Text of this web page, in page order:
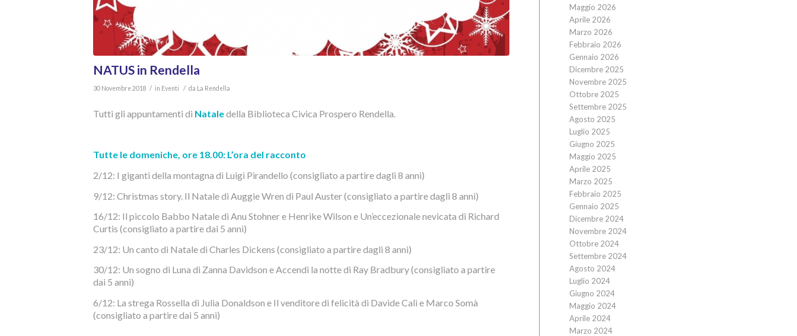
NATUS in Rendella
30 Novembre 2018 / in Eventi / da La Rendella
Tutti gli appuntamenti di Nataledella Biblioteca Civica Prospero Rendella.
Tutte le domeniche, ore 18.00: L’ora del racconto
2/12: I giganti della montagna di Luigi Pirandello (consigliato a partire dagli 8 anni)
9/12: Christmas story. Il Natale di Auggie Wren di Paul Auster (consigliato a partire dagli 8 anni)
16/12: Il piccolo Babbo Natale di Anu Stohner e Henrike Wilson e Un’eccezionale nevicata di Richard
Curtis (consigliato a partire dai 5 anni)
23/12: Un canto di Natale di Charles Dickens (consigliato a partire dagli 8 anni)
30/12: Un sogno di Luna di Zanna Davidson e Accendi la notte di Ray Bradbury (consigliato a partire
dai 5 anni)
6/12: La strega Rossella di Julia Donaldson e Il venditore di felicità di Davide Calì e Marco Somà
(consigliato a partire dai 5 anni)
Maggio 2026
Aprile 2026
Marzo 2026
Febbraio 2026
Gennaio 2026
Dicembre 2025
Novembre 2025
Ottobre 2025
Settembre 2025
Agosto 2025
Luglio 2025
Giugno 2025
Maggio 2025
Aprile 2025
Marzo 2025
Febbraio 2025
Gennaio 2025
Dicembre 2024
Novembre 2024
Ottobre 2024
Settembre 2024
Agosto 2024
Luglio 2024
Giugno 2024
Maggio 2024
Aprile 2024
Marzo 2024